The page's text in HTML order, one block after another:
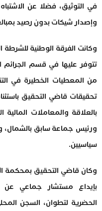
في التوثيق، فضلا عن
وإصدار شيكات بدون رصيد
وكانت الفرقة الوطنية للشرطة
تتوفر عليها في قسم
من المعطيات الخطيرة في
تحقيقات قاضي التحقيق
بالعلاقة والمعاملات
ورئيس جماعة سابق بالشمال،
سياسيين.
وكان قاضي التحقيق بمحكمة
بإيداع مستشار جماعي عن
الحضرية لتطوان، السجن